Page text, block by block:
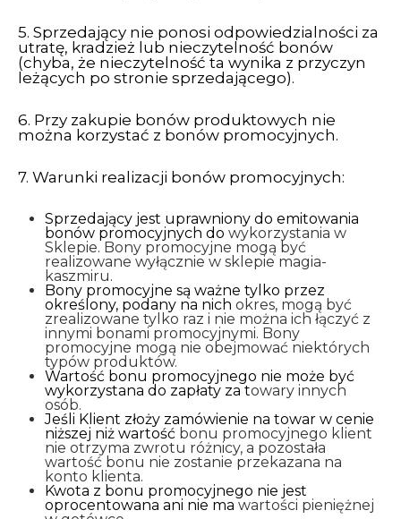
5. Sprzedający nie ponosi odpowiedzialności za
utratę, kradzież lub nieczytelność bonów
(chyba, że nieczytelność ta wynika z przyczyn
leżących po stronie sprzedającego).
6. Przy zakupie bonów produktowych nie
można korzystać z bonów promocyjnych.
7. Warunki realizacji bonów promocyjnych:
Sprzedający jest uprawniony do emitowania
bonów promocyjnych do wykorzystania w
Sklepie. Bony promocyjne mogą być
realizowane wyłącznie w sklepie magia-
kaszmiru.
Bony promocyjne są ważne tylko przez
określony, podany na nich okres, mogą być
zrealizowane tylko raz i nie można ich łączyć z
innymi bonami promocyjnymi. Bony
promocyjne mogą nie obejmować niektórych
typów produktów.
Wartość bonu promocyjnego nie może być
wykorzystana do zapłaty za towary innych
osób.
Jeśli Klient złoży zamówienie na towar w cenie
niższej niż wartość bonu promocyjnego klient
nie otrzyma zwrotu różnicy, a pozostała
wartość bonu nie zostanie przekazana na
konto klienta.
Kwota z bonu promocyjnego nie jest
oprocentowana ani nie ma wartości pieniężnej